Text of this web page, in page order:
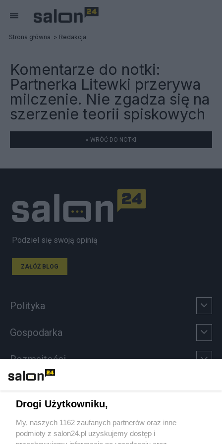
Strona główna Redakcja
Komentarze do notki:
Partnerka Litewki przerywa
milczenie. Nie zgadza się na
szerzenie teorii spiskowych
« WRÓĆ DO NOTKI
Podziel się swoją opinią
ZAŁÓŻ BLOG
Polityka
Gospodarka
Rozmaitości
Sport
Społeczeństwo
Drogi Użytkowniku,
My, naszych 1162 zaufanych partnerów oraz inne
podmioty z salon24.pl uzyskujemy dostęp i